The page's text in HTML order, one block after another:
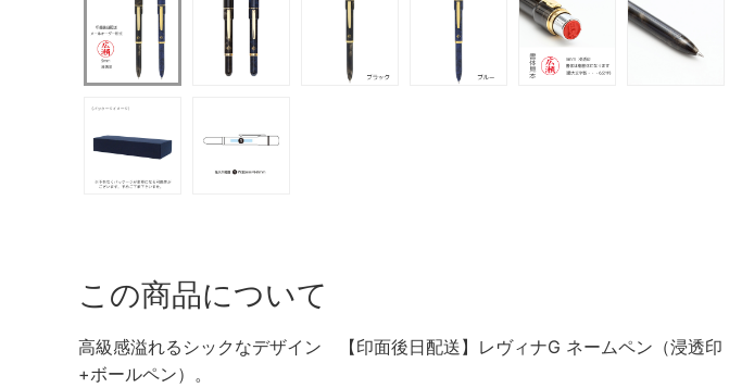
この商品について
高級感溢れるシックなデザイン 【印面後日配送】レヴィナG ネームペン（浸透印
+ボールペン）。